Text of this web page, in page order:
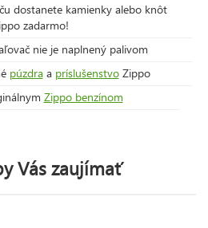
dostanete kamienky alebo knôt
zadarmo!
nie je naplnený palivom
púzdraa príslušenstvoZippo
Zippo benzínom
Vás zaujímať